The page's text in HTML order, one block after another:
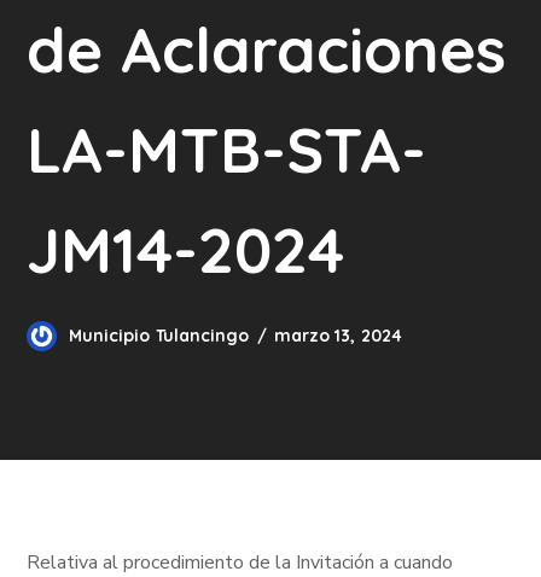
de Aclaraciones
LA-MTB-STA-
JM14-2024
Municipio Tulancingo marzo 13, 2024
Relativa al procedimiento de la Invitación a cuando